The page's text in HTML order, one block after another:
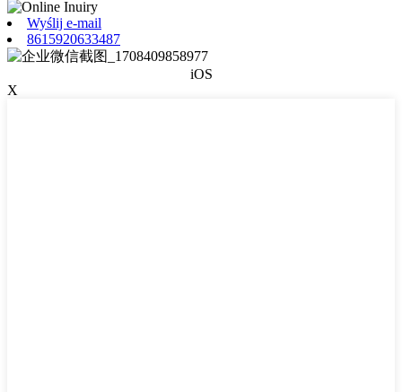
Wyślij e-mail
8615920633487
iOS
X